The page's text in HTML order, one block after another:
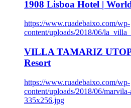
1908 Lisboa Hotel |
https://www.ruadebaixo.com/wp-
content/uploads/2018/06/
VILLA TAMARIZ
Resort
https://www.ruadebaixo.com/wp-
content/uploads/2018/06/
335x256.jpg